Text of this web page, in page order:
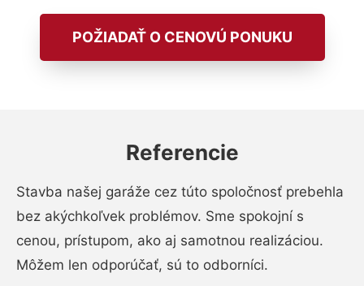
POŽIADAŤ O CENOVÚ PONUKU
Referencie
Stavba našej garáže cez túto spoločnosť prebehla
bez akýchkoľvek problémov. Sme spokojní s
cenou, prístupom, ako aj samotnou realizáciou.
Môžem len odporúčať, sú to odborníci.